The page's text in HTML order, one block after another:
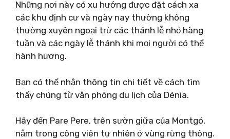
Những nơi này có xu hướng được đặt cách xa
các khu định cư và ngày nay thường không
thường xuyên ngoại trừ các thánh lễ nhỏ hàng
tuần và các ngày lễ thánh khi mọi người có thể
hành hương.
Bạn có thể nhận thông tin chi tiết về cách tìm
thấy chúng từ văn phòng du lịch của Dénia.
Hãy đến Pare Pere, trên sườn giữa của Montgó,
nằm trong công viên tự nhiên ở vùng rừng thông.